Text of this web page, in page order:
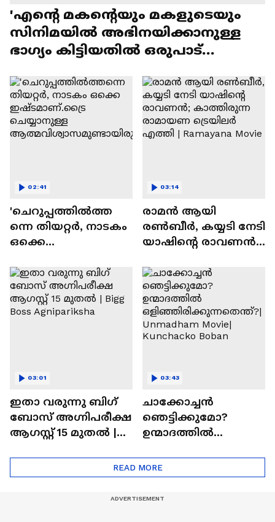
'എന്റെ മകന്റെയും മകളുടെയും
സിനിമയിൽ അഭിനയിക്കാനുള്ള
ഭാഗ്യം കിട്ടിയതിൽ ഒരുപാട്
'ചെറുപ്പത്തിൽത്ത
ന്നെ തിയറ്റർ, നാടകം
ഒക്കെ
ചെയ്യാനുള്ള
ആത്മവിശ്വാസമുണ്ടാ
യിരുന്നില്ല'
02:41
രാമന്‍ ആയി
രൺബീർ, കയ്യടി നേടി
യാഷിന്റെ രാവണൻ;
രാമായണ ട്രെയിലർ
എത്തി | Ramayana
Movie
03:14
ഇതാ വരുന്നു ബിഗ്
ബോസ് അഗ്നിപരീക്ഷ
ആഗസ്റ്റ് 15 മുതൽ |
03:01
ചാക്കോച്ചന്‍
ഞെട്ടിക്കുമോ?
ഉന്മാദത്തിൽ
ന്ത്?| Unmadham
Movie| Kunchacko
03:43
READ MORE